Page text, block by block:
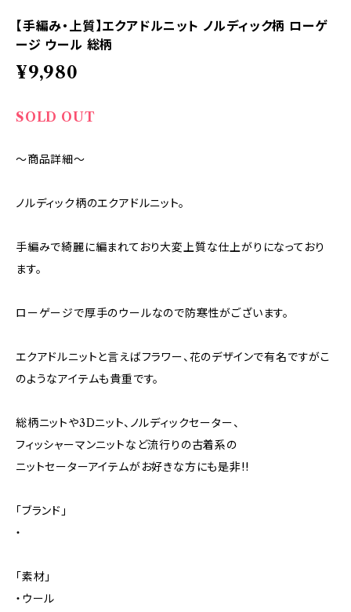
【手編み・上質】エクアドルニット ノルディック柄 ローゲ
ージ ウール 総柄
¥9,980
SOLD OUT
～商品詳細～
ノルディック柄のエクアドルニット。
手編みで綺麗に編まれており大変上質な仕上がりになっており
ます。
ローゲージで厚手のウールなので防寒性がございます。
エクアドルニットと言えばフラワー、花のデザインで有名ですがこ
のようなアイテムも貴重です。
総柄ニットや3Dニット、ノルディックセーター、
フィッシャーマンニットなど流行りの古着系の
ニットセーターアイテムがお好きな方にも是非!!
「ブランド」
・
「素材」
・ウール